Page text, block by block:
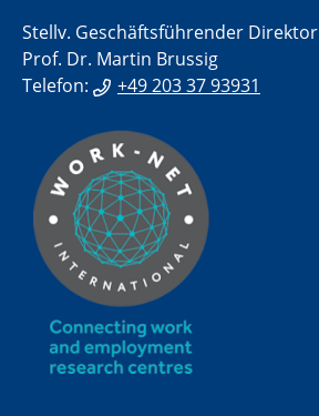
Stellv. Geschäftsführender Direktor
Prof. Dr. Martin Brussig
Telefon:
+49 203 37 93931